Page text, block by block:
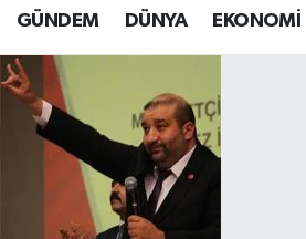
GÜNDEM DÜNYA EKONOMİ
Hava Durumu
Trafik Durumu
Süper Lig Puan Durumu ve
Tüm Manşetler